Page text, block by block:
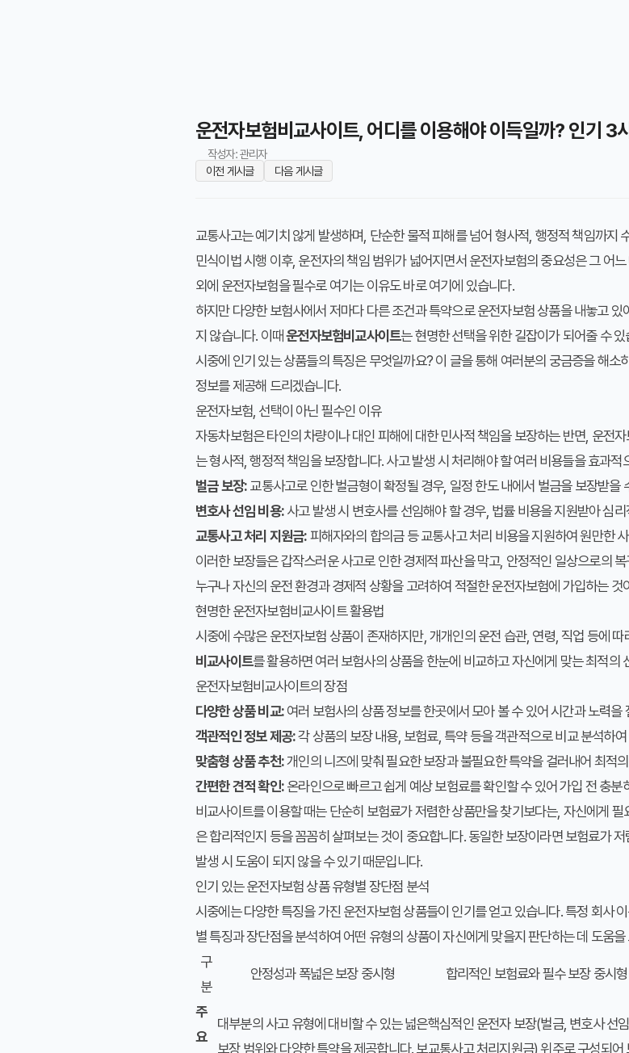
운전자보험비교사이트, 어디를 이용해야 이득일까? 인기 3
작성자: 관리자
이전 게시글
다음 게시글
교통사고는 예기치 않게 발생하며, 단순한 물적 피해를 넘어 형사적, 행정적 책임까지
민식이법 시행 이후, 운전자의 책임 범위가 넓어지면서 운전자보험의 중요성은 그 어
외에 운전자보험을 필수로 여기는 이유도 바로 여기에 있습니다.
하지만 다양한 보험사에서 저마다 다른 조건과 특약으로 운전자보험 상품을 내놓고
지 않습니다. 이때운전자보험비교사이트는 현명한 선택을 위한 길잡이가 되어줄 수
시중에 인기 있는 상품들의 특징은 무엇일까요? 이 글을 통해 여러분의 궁금증을 해
정보를 제공해 드리겠습니다.
운전자보험, 선택이 아닌 필수인 이유
자동차보험은 타인의 차량이나 대인 피해에 대한 민사적 책임을 보장하는 반면, 운전
는 형사적, 행정적 책임을 보장합니다. 사고 발생 시 처리해야 할 여러 비용들을 효과적
벌금 보장:교통사고로 인한 벌금형이 확정될 경우, 일정 한도 내에서 벌금을 보장받을
변호사 선임 비용:사고 발생 시 변호사를 선임해야 할 경우, 법률 비용을 지원받아 심
교통사고 처리 지원금:피해자와의 합의금 등 교통사고 처리 비용을 지원하여 원만한
이러한 보장들은 갑작스러운 사고로 인한 경제적 파산을 막고, 안정적인 일상으로의
누구나 자신의 운전 환경과 경제적 상황을 고려하여 적절한 운전자보험에 가입하는 것
현명한 운전자보험비교사이트 활용법
시중에 수많은 운전자보험 상품이 존재하지만, 개개인의 운전 습관, 연령, 직업 등에
비교사이트를 활용하면 여러 보험사의 상품을 한눈에 비교하고 자신에게 맞는 최적의
운전자보험비교사이트의 장점
다양한 상품 비교:여러 보험사의 상품 정보를 한곳에서 모아 볼 수 있어 시간과 노력을
객관적인 정보 제공:각 상품의 보장 내용, 보험료, 특약 등을 객관적으로 비교 분석하
맞춤형 상품 추천:개인의 니즈에 맞춰 필요한 보장과 불필요한 특약을 걸러내어 최적
간편한 견적 확인:온라인으로 빠르고 쉽게 예상 보험료를 확인할 수 있어 가입 전 충분
비교사이트를 이용할 때는 단순히 보험료가 저렴한 상품만을 찾기보다는, 자신에게
은 합리적인지 등을 꼼꼼히 살펴보는 것이 중요합니다. 동일한 보장이라면 보험료가
발생 시 도움이 되지 않을 수 있기 때문입니다.
인기 있는 운전자보험 상품 유형별 장단점 분석
시중에는 다양한 특징을 가진 운전자보험 상품들이 인기를 얻고 있습니다. 특정 회사
별 특징과 장단점을 분석하여 어떤 유형의 상품이 자신에게 맞을지 판단하는 데 도움
구
분
안정성과 폭넓은 보장 중시형 합리적인 보험료와 필수 보장 중시형
주
요
대부분의 사고 유형에 대비할 수 있는 넓은
보장 범위와 다양한 특약을 제공합니다. 보
핵심적인 운전자 보장(벌금, 변호사 선임
교통사고 처리지원금) 위주로 구성되어